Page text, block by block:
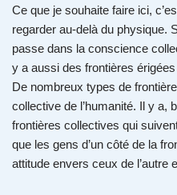
Ce que je souhaite faire ici,
regarder au-delà du physique.
passe dans la conscience
y a aussi des frontières
De nombreux types de
collective de l’humanité. Il y a,
frontières collectives qui
que les gens d’un côté de la
attitude envers ceux de l’autre